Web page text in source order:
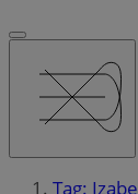
Tag: